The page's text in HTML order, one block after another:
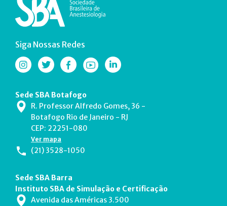
Siga Nossas Redes
Sede SBA Botafogo
R. Professor Alfredo Gomes, 36 -
Botafogo Rio de Janeiro - RJ
CEP: 22251-080
Ver mapa
(21) 3528-1050
Sede SBA Barra
Instituto SBA de Simulação e Certificação
Avenida das Américas 3.500